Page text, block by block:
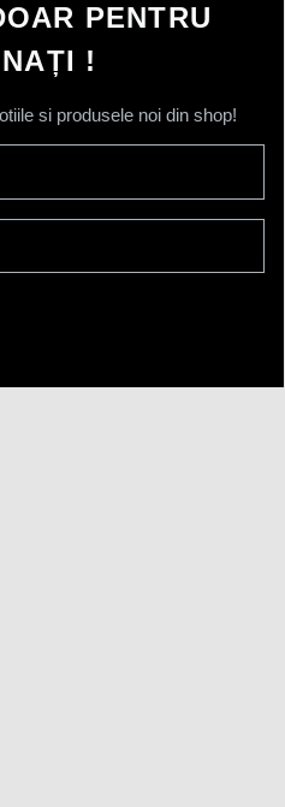
PENTRU
!
si produsele noi din shop!